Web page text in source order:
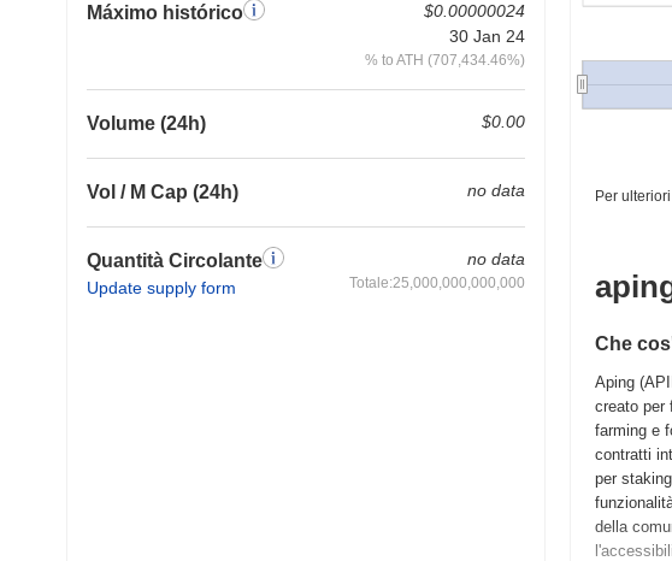
Máximo histórico
$0.00000024
30 Jan 24
% to ATH (707,434.46%)
Volume (24h) $0.00
Vol / M Cap (24h) no data
Quantità Circolante
Update supply form
no data
Totale:25,000,000,000,000
Per
Che
Aping
creato per
farming e
contratti
per
della